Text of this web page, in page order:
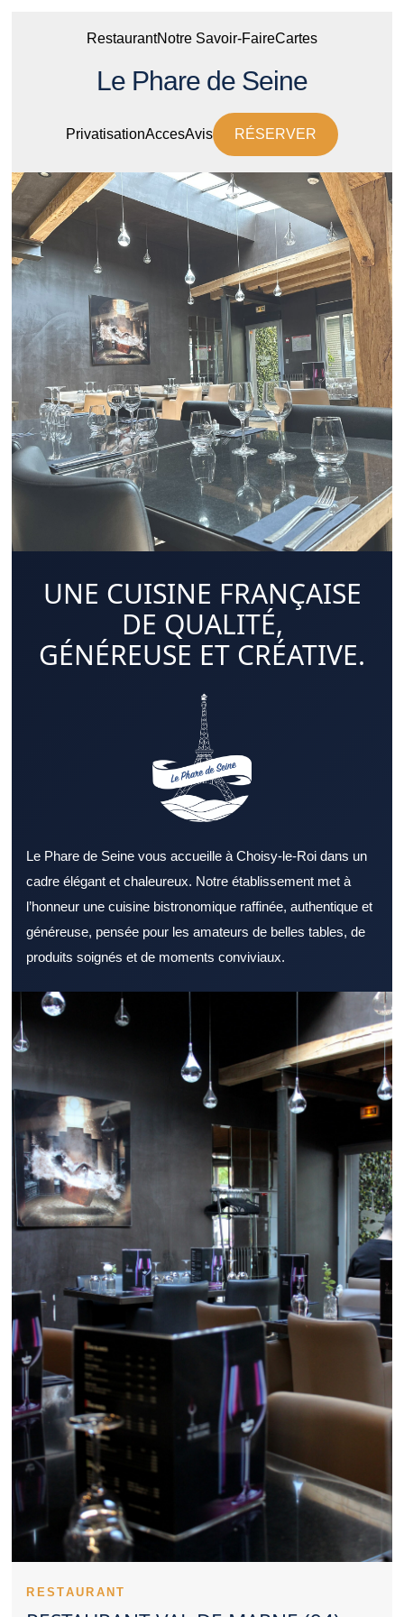
RestaurantNotre Savoir-FaireCartes
Le Phare de Seine
PrivatisationAccesAvis RÉSERVER
UNE CUISINE FRANÇAISE
DE QUALITÉ,
GÉNÉREUSE ET CRÉATIVE.
Le Phare de Seine vous accueille à Choisy-le-Roi dans un
cadre élégant et chaleureux. Notre établissement met à
l’honneur une cuisine bistronomique raffinée, authentique et
généreuse, pensée pour les amateurs de belles tables, de
produits soignés et de moments conviviaux.
Choisir un Restaurant Val de Marne adapté à ses envies
demande un minimum de repères. Un Restaurant Val de Marne
sait souvent satisfaire une clientèle locale comme extérieure. La
décoration d’un Restaurant Val de Marne joue un rôle important
dans l’accueil ressenti. L’offre d’un Restaurant Val de Marne
devient plus attractive lorsqu’elle reste diversifiée. Des produits
bien choisis renforcent l’image d’un Restaurant Val de Marne. Le
service dans un Restaurant Val de Marne influence fortement
l’avis final des clients. Un Restaurant Val de Marne proche des
axes de passage offre un avantage réel. Un Restaurant Val de
Marne performant le midi gagne la confiance des habitués. Un
dîner réussi passe souvent par un Restaurant Val de Marne à
l’ambiance soignée. Pour recevoir des partenaires, un
Restaurant Val de Marne sérieux peut être pertinent. Le bon
équilibre entre tarif et prestation compte beaucoup pour un
Restaurant Val de Marne. Des spécialités réussies participent à
la réputation d’un Restaurant Val de Marne. Un Restaurant Val
de Marne inspire davantage confiance lorsqu’il reste constant.
Les notes et commentaires offrent un aperçu concret d’un
Restaurant Val de Marne. L’orientation culinaire d’un Restaurant
Val de Marne peut répondre à des envies très différentes. Dans
certains cas, réserver un Restaurant Val de Marne devient
presque indispensable. Un Restaurant Val de Marne familial
facilite les repas avec enfants. Pour une occasion spéciale, un
Restaurant Val de Marne raffiné peut faire la différence.
L’esthétique culinaire représente un vrai plus pour un Restaurant
Val de Marne. L’hygiène fait partie des éléments essentiels pour
évaluer un Restaurant Val de Marne. L’intérêt d’un Restaurant
Val de Marne repose souvent sur une combinaison de points
forts.
Un Restaurant Val de Marne peut s’imposer comme une
référence locale gourmande. La singularité d’un Restaurant Val
de Marne peut se comprendre dès le début du repas. La
présence d’une équipe efficace aide un Restaurant Val de Marne
cuissons d’un Restaurant Val de Marne. Les premières assiettes
RESTAURANT